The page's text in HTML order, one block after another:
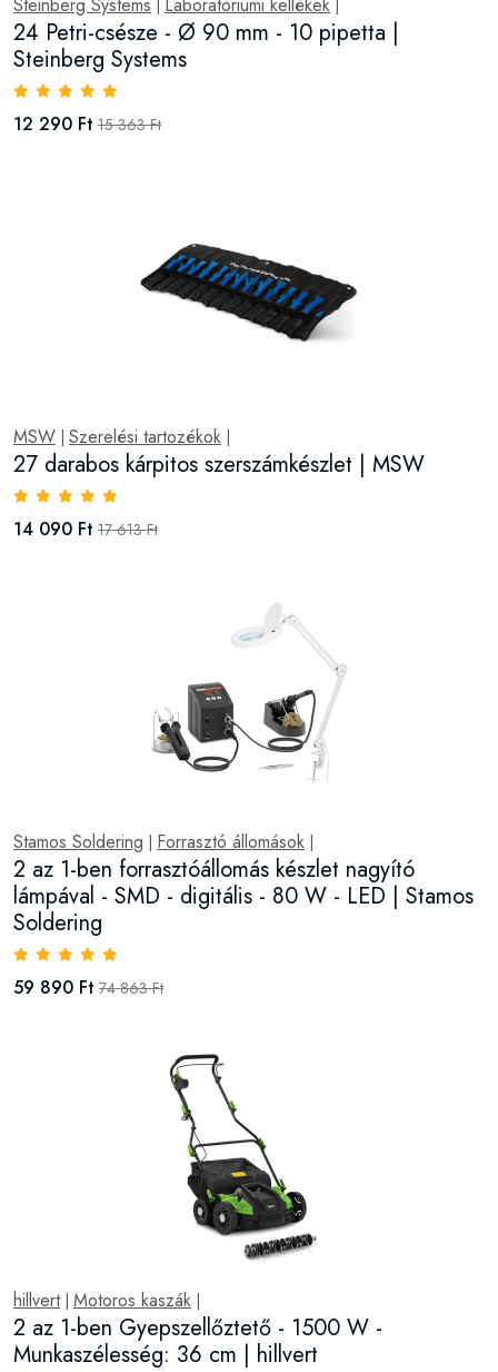
24 Petri-csésze - Ø 90 mm - 10 pipetta |
Steinberg Systems
12 290 Ft 15 363 Ft
MSW Szerelési tartozékok
27 darabos kárpitos szerszámkészlet | MSW
14 090 Ft 17 613 Ft
Stamos Soldering Forrasztó állomások
2 az 1-ben forrasztóállomás készlet nagyító
lámpával - SMD - digitális - 80 W - LED | Stamos
Soldering
59 890 Ft 74 863 Ft
hillvert| Motoros kaszák
2 az 1-ben Gyepszellőztető - 1500 W -
Munkaszélesség: 36 cm | hillvert